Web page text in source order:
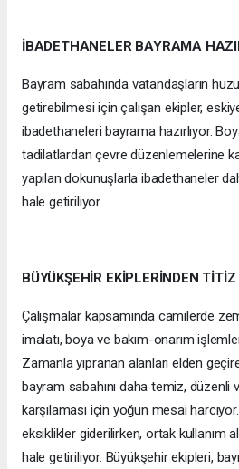
İBADETHANELER BAYRAMA
Bayram sabahında vatandaşların
getirebilmesi için çalışan ekipler,
ibadethaneleri bayrama hazırlıyor.
tadilatlardan çevre düzenlemelerine
yapılan dokunuşlarla ibadethaneler
hale getiriliyor.
BÜYÜKŞEHİR EKİPLERİNDEN
Çalışmalar kapsamında camilerde
imalatı, boya ve bakım-onarım
Zamanla yıpranan alanları elden
bayram sabahını daha temiz,
karşılaması için yoğun mesai
eksiklikler giderilirken, ortak kullanım
hale getiriliyor. Büyükşehir ekipleri,